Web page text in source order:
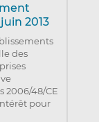
2013
des
2006/48/CE
pour